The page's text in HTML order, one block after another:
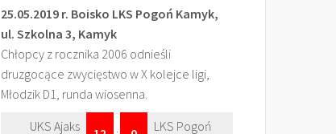
25.05.2019 r. Boisko LKS Pogoń Kamyk,
ul. Szkolna 3, Kamyk
Chłopcy z rocznika 2006 odnieśli
druzgocące zwycięstwo w X kolejce ligi,
Młodzik D1, runda wiosenna.
UKS Ajaks
LKS Pogoń